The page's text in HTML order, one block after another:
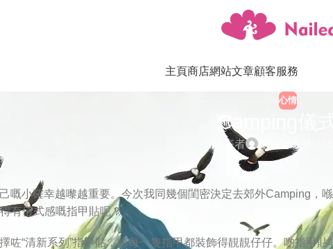
主頁商店網站文章顧客服務
心情
Camping儀式
發表者 jojo On 03/02/
嘅小確幸越嚟越重要。今次我同幾個閨密決定去郊外Camping，
有儀式感嘅指甲貼呢？
咗“清新系列”指甲貼，將每一隻指甲都裝飾得靚靚仔仔。啲指甲